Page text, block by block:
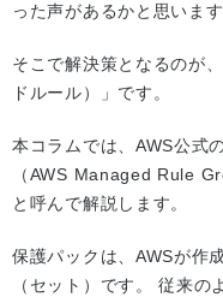
った声があるかと思います
そこで解決策となるのが
ドルール）」です。
本コラムでは、AWS公式
（AWS Managed Rule
と呼んで解説します。
保護パックは、AWSが作
（セット）です。 従来